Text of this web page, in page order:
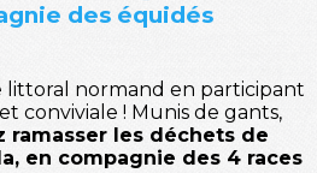
des équidés
littoral normand en participant
conviviale ! Munis de gants,
ramasser les déchets de
en compagnie des 4 races